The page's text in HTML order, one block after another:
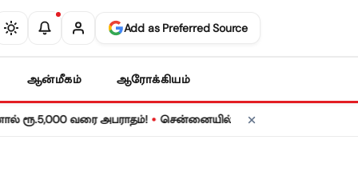
Add as Preferred Source
ஆன்மீகம் ஆரோக்கியம்
வரை அபராதம்! • சென்னையில் நாளை மின் தடை! உங்கள்